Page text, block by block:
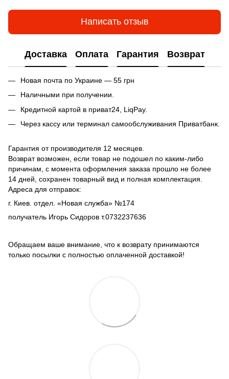
Написать отзыв
Доставка Оплата Гарантия Возврат
Новая почта по Украине — 55 грн
Наличными при получении.
Кредитной картой в приват24, LiqPay.
Через кассу или терминал самообслуживания Приватбанк.
Гарантия от производителя 12 месяцев.
Возврат возможен, если товар не подошел по каким-либо
причинам, с момента оформления заказа прошло не более
14 дней, сохранен товарный вид и полная комплектация.
Адреса для отправок:
г. Киев. отдел. «Новая служба» №174
получатель Игорь Сидоров т.0732237636
Обращаем ваше внимание, что к возврату принимаются
только посылки с полностью оплаченной доставкой!